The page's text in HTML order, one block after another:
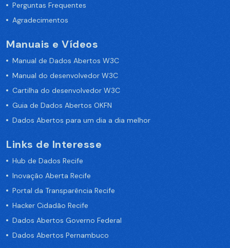
Perguntas Frequentes
Agradecimentos
Manuais e Vídeos
Manual de Dados Abertos W3C
Manual do desenvolvedor W3C
Cartilha do desenvolvedor W3C
Guia de Dados Abertos OKFN
Dados Abertos para um dia a dia melhor
Links de Interesse
Hub de Dados Recife
Inovação Aberta Recife
Portal da Transparência Recife
Hacker Cidadão Recife
Dados Abertos Governo Federal
Dados Abertos Pernambuco